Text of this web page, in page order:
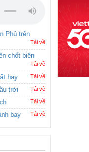
Phủ trên
Tải về
chốt biên
Tải về
hay Tải về
trời Tải về
Tải về
bay Tải về